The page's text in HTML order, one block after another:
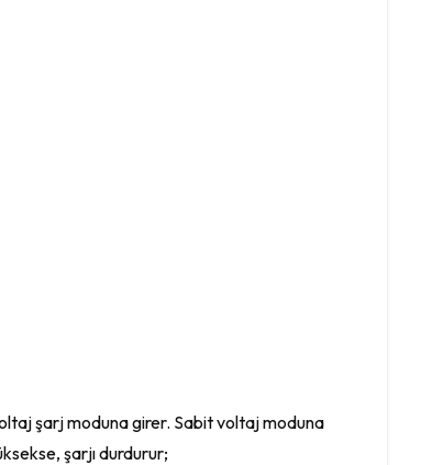
şarj moduna girer. Sabit voltaj moduna
şarjı durdurur;